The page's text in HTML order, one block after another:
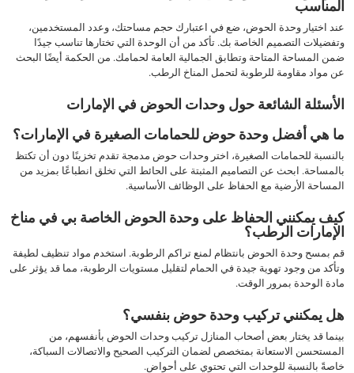
المناسب
عند اختيار وحدة الحوض، ضع في اعتبارك حجم مساحتك، وعدد المستخدمين،
وتفضيلات التصميم الخاصة بك. تأكد من أن الوحدة التي تختارها تناسب جيدًا
ضمن المساحة المتاحة وتطابق الجمالية العامة لحمامك. من الحكمة أيضًا البحث
عن مواد مقاومة للرطوبة لتحمل المناخ الرطب.
الأسئلة الشائعة حول وحدات الحوض في الإمارات
ما هي أفضل وحدة حوض للحمامات الصغيرة في الإمارات؟
بالنسبة للحمامات الصغيرة، اختر وحدات حوض مدمجة تقدم تخزينًا دون أن تكتظ
بالمساحة. ابحث عن التصاميم المثبتة على الحائط التي تخلق انطباعًا بمزيد من
المساحة الأرضية مع الحفاظ على الوظائف الأساسية.
كيف يمكنني الحفاظ على وحدة الحوض الخاصة بي في مناخ
الإمارات الرطب؟
قم بمسح وحدة الحوض بانتظام لمنع تراكم الرطوبة. استخدم مواد تنظيف لطيفة
وتأكد من وجود تهوية جيدة في الحمام لتقليل مستويات الرطوبة، مما قد يؤثر على
مادة الوحدة بمرور الوقت.
هل يمكنني تركيب وحدة حوض بنفسي؟
بينما قد يختار بعض أصحاب المنازل تركيب وحدات الحوض بأنفسهم، من
المستحسن الاستعانة بمتخصص لضمان التركيب الصحيح والاتصالات السباكة،
خاصةً بالنسبة للوحدات التي تحتوي على أحواض.